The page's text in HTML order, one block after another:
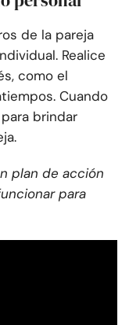
de la pareja
Realice
como el
Cuando
brindar
plan de acción
para